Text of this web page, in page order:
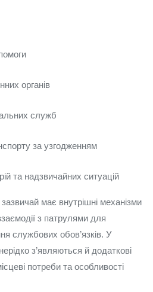
органів
служб
за узгодженням
та надзвичайних ситуацій
має внутрішні механізми
з патрулями для
службових обов’язків. У
з’являються й додаткові
потреби та особливості